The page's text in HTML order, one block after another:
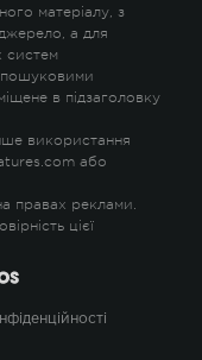
матеріалу, з
а для
систем
пошуковими
в підзаголовку
використання
або
правах реклами.
цієї